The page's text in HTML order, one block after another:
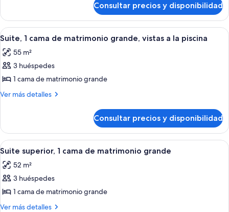
matrimonio
grande,
vistas
a
la
montaña
1
cama
de
grande,
vistas
la
montaña
Consultar precios y disponibilidad
Abrir
todas
las
fotos
de
Suite,
de
matrimonio
grande,
vistas
a
la
piscina
Una habitación de hotel moderna
3
Suite, 1 cama de matrimonio grande, vistas a la piscina
55 m²
3 huéspedes
1 cama de matrimonio grande
Ver más detalles
Más
1
cama
de
matrimonio
grande,
vistas
la
piscina
Consultar precios y disponibilidad
Abrir
todas
las
fotos
de
Suite
Habitación de hotel con cama,
3
Suite superior, 1 cama de matrimonio grande
52 m²
3 huéspedes
1 cama de matrimonio grande
Ver más detalles
Más